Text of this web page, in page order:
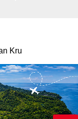
Kru